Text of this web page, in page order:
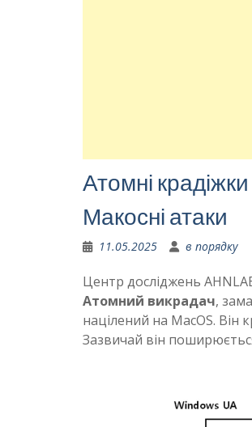
Атомні
Макосні атаки
11.05.2025 в порядку
Центр досліджень
Атомний викрадач,
націлений на MacOS. Він
Зазвичай він